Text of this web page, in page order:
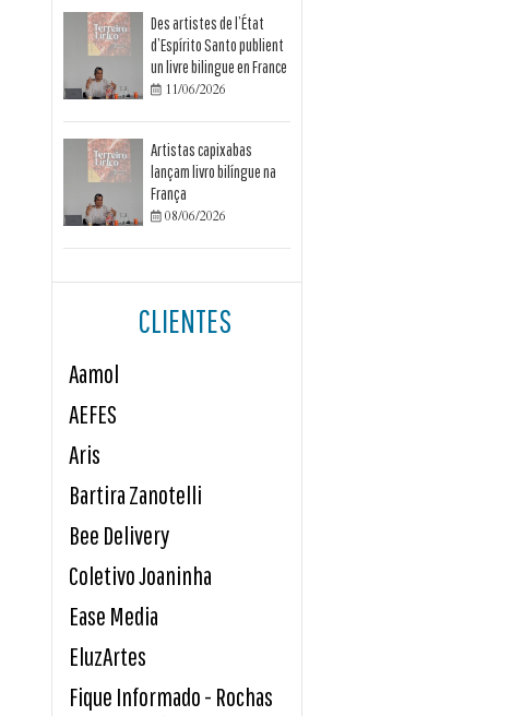
Des artistes de l’État
d’Espírito Santo publient
un livre bilingue en France
 11/06/2026
Artistas capixabas
lançam livro bilíngue na
França
 08/06/2026
CLIENTES
Aamol
AEFES
Aris
Bartira Zanotelli
Bee Delivery
Coletivo Joaninha
Ease Media
EluzArtes
Fique Informado - Rochas